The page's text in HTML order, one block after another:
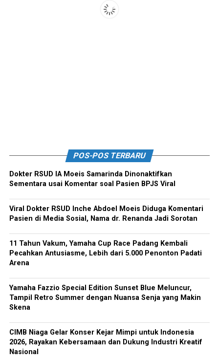
POS-POS TERBARU
Dokter RSUD IA Moeis Samarinda Dinonaktifkan
Sementara usai Komentar soal Pasien BPJS Viral
Viral Dokter RSUD Inche Abdoel Moeis Diduga Komentari
Pasien di Media Sosial, Nama dr. Renanda Jadi Sorotan
11 Tahun Vakum, Yamaha Cup Race Padang Kembali
Pecahkan Antusiasme, Lebih dari 5.000 Penonton Padati
Arena
Yamaha Fazzio Special Edition Sunset Blue Meluncur,
Tampil Retro Summer dengan Nuansa Senja yang Makin
Skena
CIMB Niaga Gelar Konser Kejar Mimpi untuk Indonesia
2026, Rayakan Kebersamaan dan Dukung Industri Kreatif
Nasional